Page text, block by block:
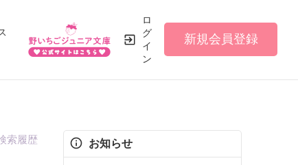
ロ
グ
イ
ン
新規会員登録
索履歴 お知らせ